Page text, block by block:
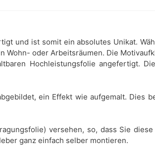
und ist somit ein absolutes Unikat.
oder Arbeitsräumen. Die
Hochleistungsfolie angefertigt.
ein Effekt wie aufgemalt. Dies
versehen, so, dass Sie
ganz einfach selber montieren.